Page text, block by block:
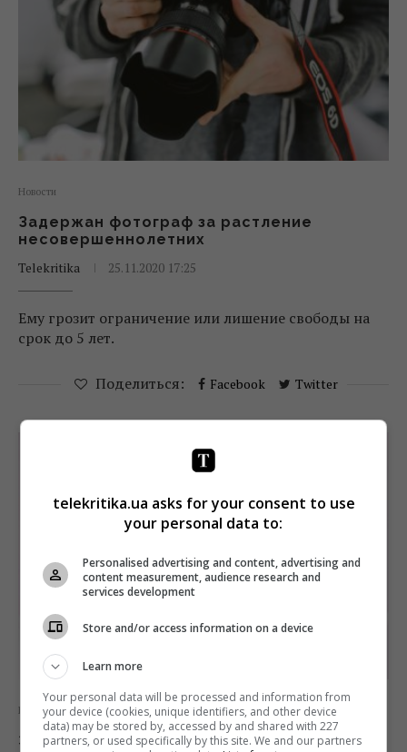
Новости
Задержан фотограф за растление
несовершеннолетних
Telekritika
25.11.2020 17:25
Ему грозит ограничение или лишение свободы на
срок до 5 лет.
Поделиться: Facebook Twitter
Новости ТВ
Экс-режиссер «Плюсов» Дарья
telekritika.ua asks for your consent to use
your personal data to:
Personalised advertising and content, advertising and
content measurement, audience research and
services development
Store and/or access information on a device
Learn more
Your personal data will be processed and information from
your device (cookies, unique identifiers, and other device
data) may be stored by, accessed by and shared with 227
partners, or used specifically by this site. We and our partners